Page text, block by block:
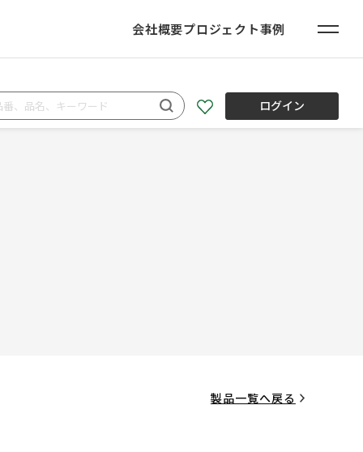
会社概要プロジェクト事例
ログイン
製品一覧へ戻る